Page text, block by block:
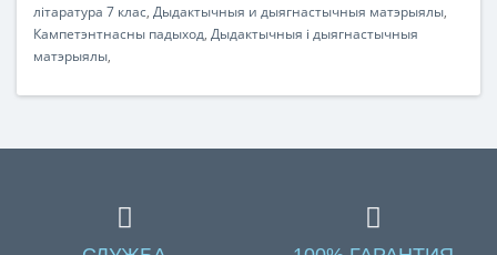
лiтаратура 7 клас, Дыдактычныя и дыягнастычныя матэрыялы,
Кампетэнтнасны падыход, Дыдактычныя i дыягнастычныя
матэрыялы,